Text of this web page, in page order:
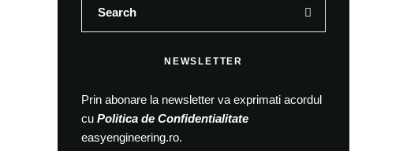
NEWSLETTER
Prin abonare la newsletter va exprimati acordul
cu Politica de Confidentialitate
easyengineering.ro.